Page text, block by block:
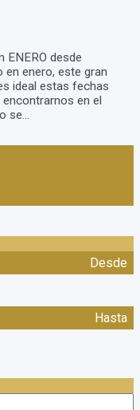
ENERO desde
en enero, este gran
ideal estas fechas
encontrarnos en el
se...
Desde
Hasta